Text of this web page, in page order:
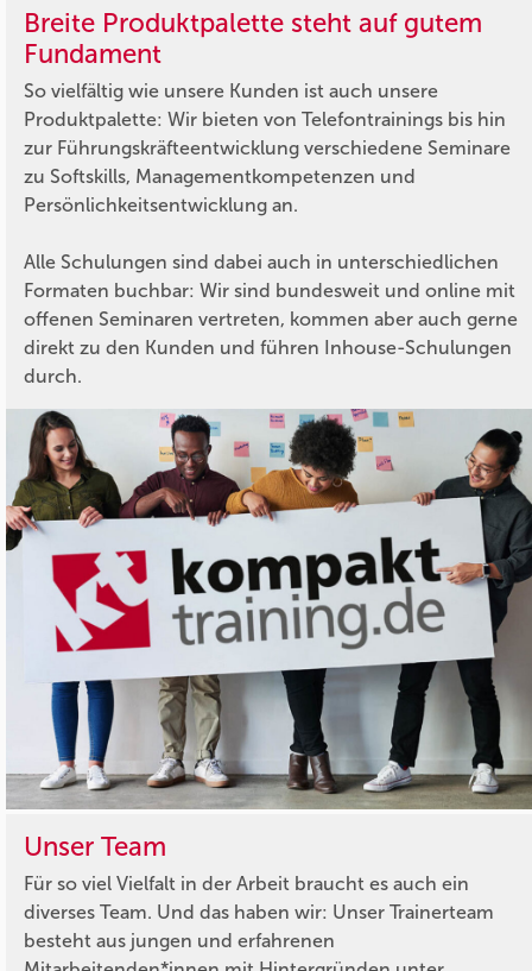
Breite Produktpalette steht auf gutem
Fundament
So vielfältig wie unsere Kunden ist auch unsere
Produktpalette: Wir bieten von Telefontrainings bis hin
zur Führungskräfteentwicklung verschiedene Seminare
zu Softskills, Managementkompetenzen und
Persönlichkeitsentwicklung an.
Alle Schulungen sind dabei auch in unterschiedlichen
Formaten buchbar: Wir sind bundesweit und online mit
offenen Seminaren vertreten, kommen aber auch gerne
direkt zu den Kunden und führen Inhouse-Schulungen
durch.
Unser Team
Für so viel Vielfalt in der Arbeit braucht es auch ein
diverses Team. Und das haben wir: Unser Trainerteam
besteht aus jungen und erfahrenen